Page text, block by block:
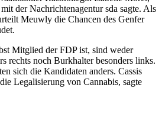
der Nachrichtenagentur sda sagte. Als
Meuwly die Chancen des Genfer
Mitglied der FDP ist, sind weder
rechts noch Burkhalter besonders links.
sich die Kandidaten anders. Cassis
Legalisierung von Cannabis, sagte